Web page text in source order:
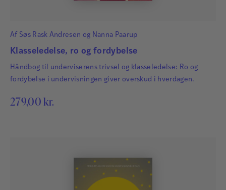
Af Søs Rask Andresen og Nanna Paarup
Klasseledelse, ro og fordybelse
Håndbog til underviserens trivsel og klasseledelse: Ro og
fordybelse i undervisningen giver overskud i hverdagen.
279,00 kr.